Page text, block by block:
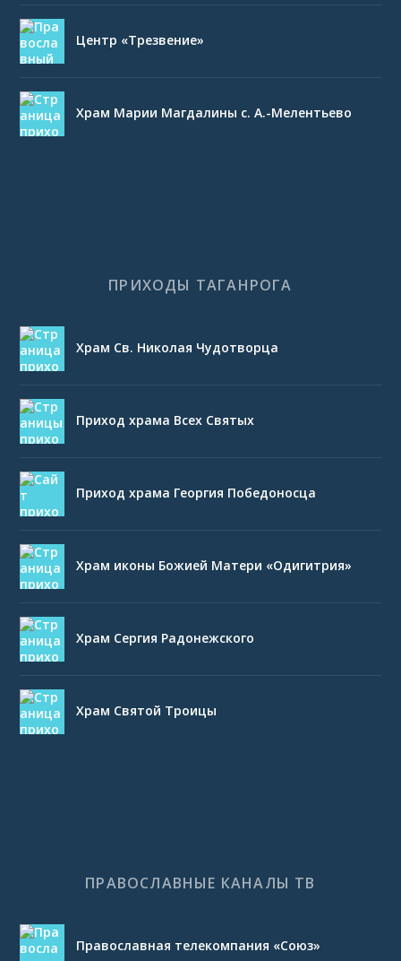
Центр «Трезвение»
Храм Марии Магдалины с. А.-Мелентьево
ПРИХОДЫ ТАГАНРОГА
Храм Св. Николая Чудотворца
Приход храма Всех Святых
Приход храма Георгия Победоносца
Храм иконы Божией Матери «Одигитрия»
Храм Сергия Радонежского
Храм Святой Троицы
ПРАВОСЛАВНЫЕ КАНАЛЫ ТВ
Православная телекомпания «Союз»